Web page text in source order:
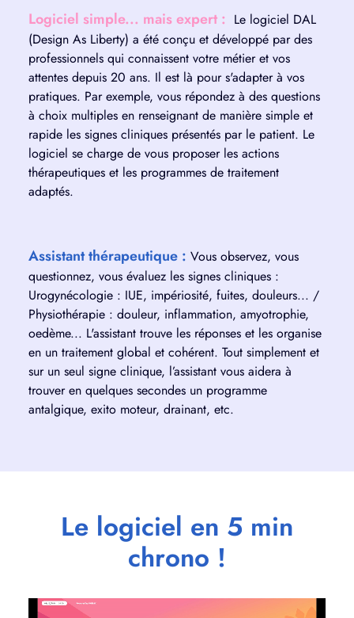
Logiciel simple... mais expert : Le logiciel DAL
(Design As Liberty) a été conçu et développé par des
professionnels qui connaissent votre métier et vos
attentes depuis 20 ans. Il est là pour s'adapter à vos
pratiques. Par exemple, vous répondez à des questions
à choix multiples en renseignant de manière simple et
rapide les signes cliniques présentés par le patient. Le
logiciel se charge de vous proposer les actions
thérapeutiques et les programmes de traitement
adaptés.
Assistant thérapeutique : Vous observez, vous
questionnez, vous évaluez les signes cliniques :
Urogynécologie : IUE, impériosité, fuites, douleurs... /
Physiothérapie : douleur, inflammation, amyotrophie,
oedème... L'assistant trouve les réponses et les organise
en un traitement global et cohérent. Tout simplement et
sur un seul signe clinique, l’assistant vous aidera à
trouver en quelques secondes un programme
antalgique, exito moteur, drainant, etc.
Le logiciel en 5 min
chrono !